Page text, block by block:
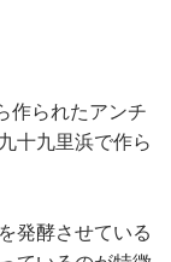
作られたアンチ
十九里浜で作ら
発酵させている